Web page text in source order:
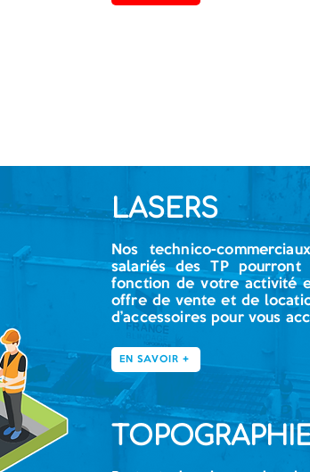
LASERS
Nos technico-
salariés des TP
fonction de votre activité
offre de vente et de
d’accessoires pour vous
EN SAVOIR +